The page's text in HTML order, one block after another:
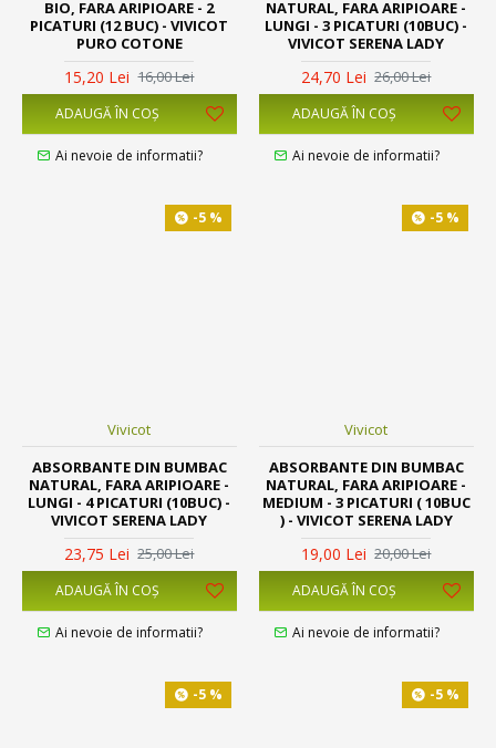
BIO, FARA ARIPIOARE - 2
PICATURI (12 BUC) - VIVICOT
PURO COTONE
15,20 Lei 16,00 Lei
ADAUGĂ ÎN COŞ
Ai nevoie de informatii?
NATURAL, FARA ARIPIOARE -
LUNGI - 3 PICATURI (10BUC) -
VIVICOT SERENA LADY
24,70 Lei 26,00 Lei
ADAUGĂ ÎN COŞ
Ai nevoie de informatii?
-5 %
Vivicot
ABSORBANTE DIN BUMBAC
NATURAL, FARA ARIPIOARE -
LUNGI - 4 PICATURI (10BUC) -
VIVICOT SERENA LADY
23,75 Lei 25,00 Lei
ADAUGĂ ÎN COŞ
Ai nevoie de informatii?
-5 %
Vivicot
ABSORBANTE DIN BUMBAC
NATURAL, FARA ARIPIOARE -
MEDIUM - 3 PICATURI ( 10BUC
) - VIVICOT SERENA LADY
19,00 Lei 20,00 Lei
ADAUGĂ ÎN COŞ
Ai nevoie de informatii?
-5 % -5 %